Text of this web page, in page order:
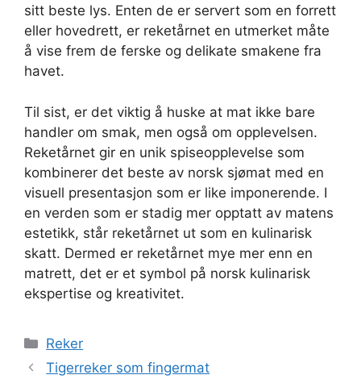
sitt beste lys. Enten de er servert som en forrett
eller hovedrett, er reketårnet en utmerket måte
å vise frem de ferske og delikate smakene fra
havet.
Til sist, er det viktig å huske at mat ikke bare
handler om smak, men også om opplevelsen.
Reketårnet gir en unik spiseopplevelse som
kombinerer det beste av norsk sjømat med en
visuell presentasjon som er like imponerende. I
en verden som er stadig mer opptatt av matens
estetikk, står reketårnet ut som en kulinarisk
skatt. Dermed er reketårnet mye mer enn en
matrett, det er et symbol på norsk kulinarisk
ekspertise og kreativitet.
Kategorier
Reker
Tigerreker som fingermat